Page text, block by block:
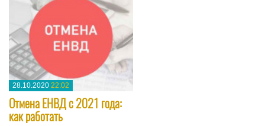
28.10.2020 22:02
Отмена ЕНВД с 2021 года:
как работать